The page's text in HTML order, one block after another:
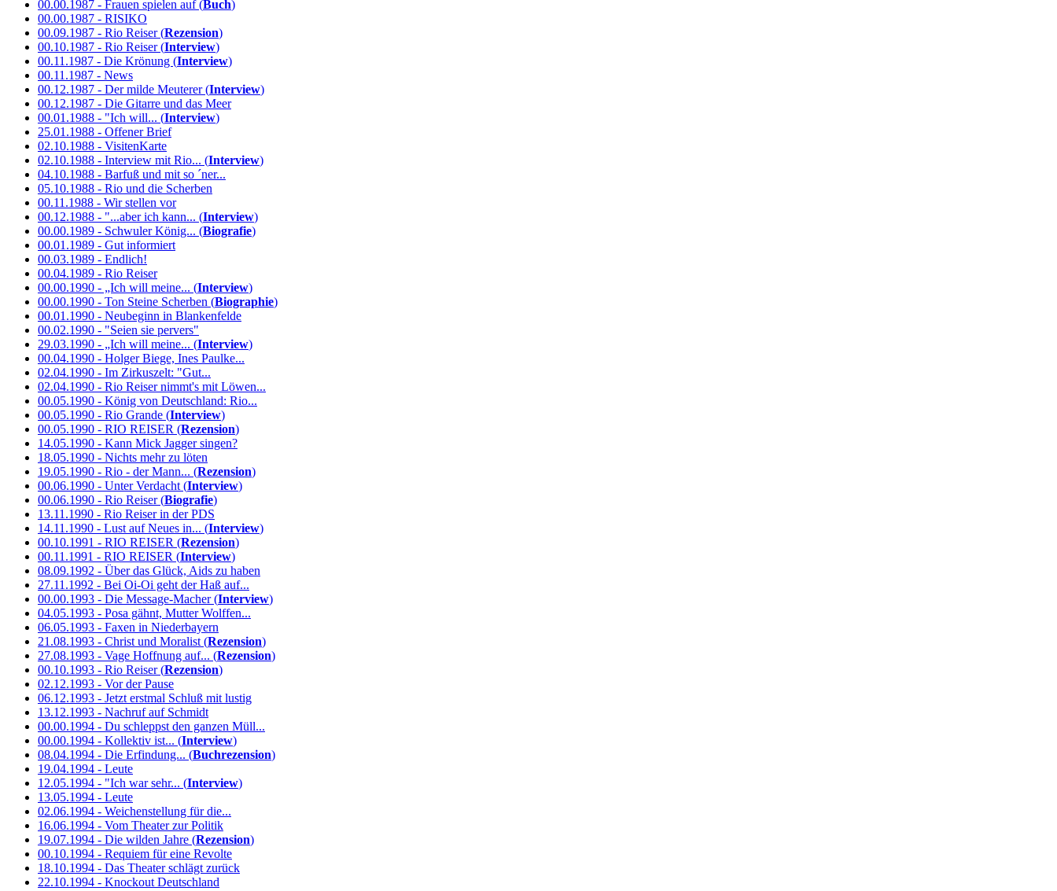
00.00.1987 - Frauen spielen auf (Buch)
00.00.1987 - RISIKO
00.09.1987 - Rio Reiser (Rezension)
00.10.1987 - Rio Reiser (Interview)
00.11.1987 - Die Krönung (Interview)
00.11.1987 - News
00.12.1987 - Der milde Meuterer (Interview)
00.12.1987 - Die Gitarre und das Meer
00.01.1988 - "Ich will... (Interview)
25.01.1988 - Offener Brief
02.10.1988 - VisitenKarte
02.10.1988 - Interview mit Rio... (Interview)
04.10.1988 - Barfuß und mit so ´ner...
05.10.1988 - Rio und die Scherben
00.11.1988 - Wir stellen vor
00.12.1988 - "...aber ich kann... (Interview)
00.00.1989 - Schwuler König... (Biografie)
00.01.1989 - Gut informiert
00.03.1989 - Endlich!
00.04.1989 - Rio Reiser
00.00.1990 - „Ich will meine... (Interview)
00.00.1990 - Ton Steine Scherben (Biographie)
00.01.1990 - Neubeginn in Blankenfelde
00.02.1990 - "Seien sie pervers"
29.03.1990 - „Ich will meine... (Interview)
00.04.1990 - Holger Biege, Ines Paulke...
02.04.1990 - Im Zirkuszelt: "Gut...
02.04.1990 - Rio Reiser nimmt's mit Löwen...
00.05.1990 - König von Deutschland: Rio...
00.05.1990 - Rio Grande (Interview)
00.05.1990 - RIO REISER (Rezension)
14.05.1990 - Kann Mick Jagger singen?
18.05.1990 - Nichts mehr zu löten
19.05.1990 - Rio - der Mann... (Rezension)
00.06.1990 - Unter Verdacht (Interview)
00.06.1990 - Rio Reiser (Biografie)
13.11.1990 - Rio Reiser in der PDS
14.11.1990 - Lust auf Neues in... (Interview)
00.10.1991 - RIO REISER (Rezension)
00.11.1991 - RIO REISER (Interview)
08.09.1992 - Über das Glück, Aids zu haben
27.11.1992 - Bei Oi-Oi geht der Haß auf...
00.00.1993 - Die Message-Macher (Interview)
04.05.1993 - Posa gähnt, Mutter Wolffen...
06.05.1993 - Faxen in Niederbayern
21.08.1993 - Christ und Moralist (Rezension)
27.08.1993 - Vage Hoffnung auf... (Rezension)
00.10.1993 - Rio Reiser (Rezension)
02.12.1993 - Vor der Pause
06.12.1993 - Jetzt erstmal Schluß mit lustig
13.12.1993 - Nachruf auf Schmidt
00.00.1994 - Du schleppst den ganzen Müll...
00.00.1994 - Kollektiv ist... (Interview)
08.04.1994 - Die Erfindung... (Buchrezension)
19.04.1994 - Leute
12.05.1994 - "Ich war sehr... (Interview)
13.05.1994 - Leute
02.06.1994 - Weichenstellung für die...
16.06.1994 - Vom Theater zur Politik
19.07.1994 - Die wilden Jahre (Rezension)
00.10.1994 - Requiem für eine Revolte
18.10.1994 - Das Theater schlägt zurück
22.10.1994 - Knockout Deutschland